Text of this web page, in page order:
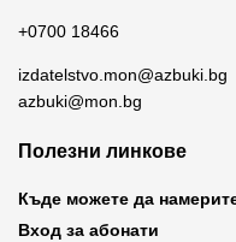
+0700 18466
izdatelstvo.mon@azbuki.bg
azbuki@mon.bg
Полезни линкове
Къде можете да
Вход за абонати